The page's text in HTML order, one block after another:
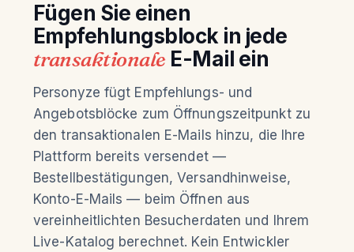
Fügen Sie einen
Empfehlungsblock in jede
transaktionaleE-Mail ein
Personyze fügt Empfehlungs- und
Angebotsblöcke zum Öffnungszeitpunkt zu
den transaktionalen E-Mails hinzu, die Ihre
Plattform bereits versendet —
Bestellbestätigungen, Versandhinweise,
Konto-E-Mails — beim Öffnen aus
vereinheitlichten Besucherdaten und Ihrem
Live-Katalog berechnet. Kein Entwickler